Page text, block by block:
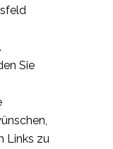
Sie
Links zu